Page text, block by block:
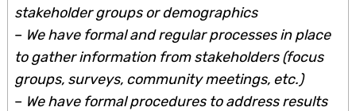
stakeholder groups or demographics
– We have formal and regular processes in place
to gather information from stakeholders (focus
groups, surveys, community meetings, etc.)
– We have formal procedures to address results